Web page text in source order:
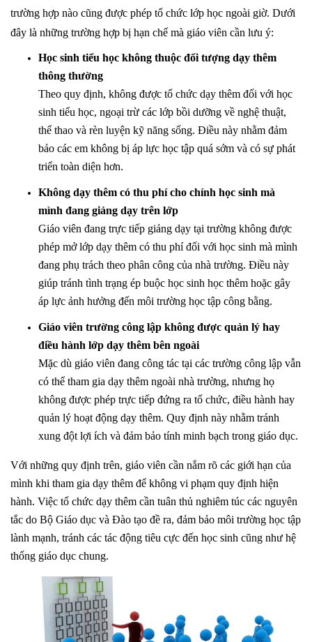
trường hợp nào cũng được phép tổ chức lớp học ngoài giờ. Dưới
đây là những trường hợp bị hạn chế mà giáo viên cần lưu ý:
Học sinh tiểu học không thuộc đối tượng dạy thêm
thông thường
Theo quy định, không được tổ chức dạy thêm đối với học
sinh tiểu học, ngoại trừ các lớp bồi dưỡng về nghệ thuật,
thể thao và rèn luyện kỹ năng sống. Điều này nhằm đảm
bảo các em không bị áp lực học tập quá sớm và có sự phát
triển toàn diện hơn.
Không dạy thêm có thu phí cho chính học sinh mà
mình đang giảng dạy trên lớp
Giáo viên đang trực tiếp giảng dạy tại trường không được
phép mở lớp dạy thêm có thu phí đối với học sinh mà mình
đang phụ trách theo phân công của nhà trường. Điều này
giúp tránh tình trạng ép buộc học sinh học thêm hoặc gây
áp lực ảnh hưởng đến môi trường học tập công bằng.
Giáo viên trường công lập không được quản lý hay
điều hành lớp dạy thêm bên ngoài
Mặc dù giáo viên đang công tác tại các trường công lập vẫn
có thể tham gia dạy thêm ngoài nhà trường, nhưng họ
không được phép trực tiếp đứng ra tổ chức, điều hành hay
quản lý hoạt động dạy thêm. Quy định này nhằm tránh
xung đột lợi ích và đảm bảo tính minh bạch trong giáo dục.
Với những quy định trên, giáo viên cần nắm rõ các giới hạn của
mình khi tham gia dạy thêm để không vi phạm quy định hiện
hành. Việc tổ chức dạy thêm cần tuân thủ nghiêm túc các nguyên
tắc do Bộ Giáo dục và Đào tạo đề ra, đảm bảo môi trường học tập
lành mạnh, tránh các tác động tiêu cực đến học sinh cũng như hệ
thống giáo dục chung.